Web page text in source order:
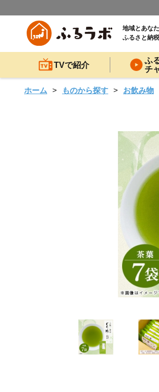
地域とあな
ふるさと納税
TVで紹介
ふ
チ
ホーム ものから探す お飲み物